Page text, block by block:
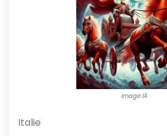
image IA
Italie